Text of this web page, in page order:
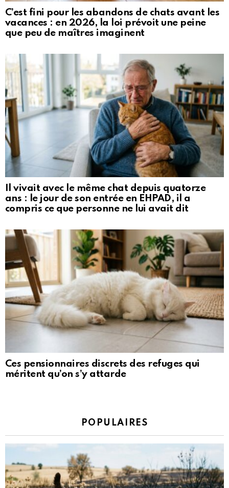
C’est fini pour les abandons de chats avant les
vacances : en 2026, la loi prévoit une peine
que peu de maîtres imaginent
Il vivait avec le même chat depuis quatorze
ans : le jour de son entrée en EHPAD, il a
compris ce que personne ne lui avait dit
Ces pensionnaires discrets des refuges qui
méritent qu’on s’y attarde
POPULAIRES